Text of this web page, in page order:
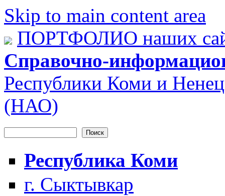
Skip to main content area
ПОРТФОЛИО наших
Справочно-
Республики Коми и
(НАО)
Форма поиска
Республика Коми
г. Сыктывкар